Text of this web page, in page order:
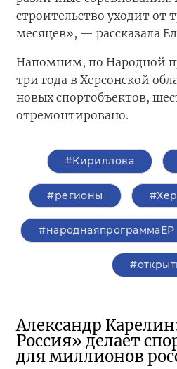
строительство уходит от
месяцев», — рассказала
Напомним, по Народной
три года в Херсонской
новых спортобъектов,
отремонтировано.
#Кириллова
#регионы
#народнаяпрограммаЕР
Александр
Россия» делает
для миллионов